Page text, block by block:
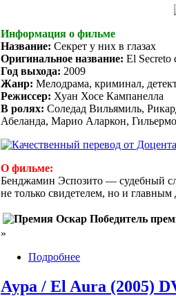
Информация о фильме
Название: Секрет у них в глазах
Оригинальное название: El Secreto
Год выхода: 2009
Жанр: Мелодрама, криминал,
Режиссер: Хуан Хосе Кампанелла
В ролях: Соледад Вильямиль,
Абеланда, Марио Аларкон,
О фильме:
Бенджамин Эспозито — судебный
не только свидетелем, но и
Победитель
»
Подробнее
Аура / El Aura (2005)